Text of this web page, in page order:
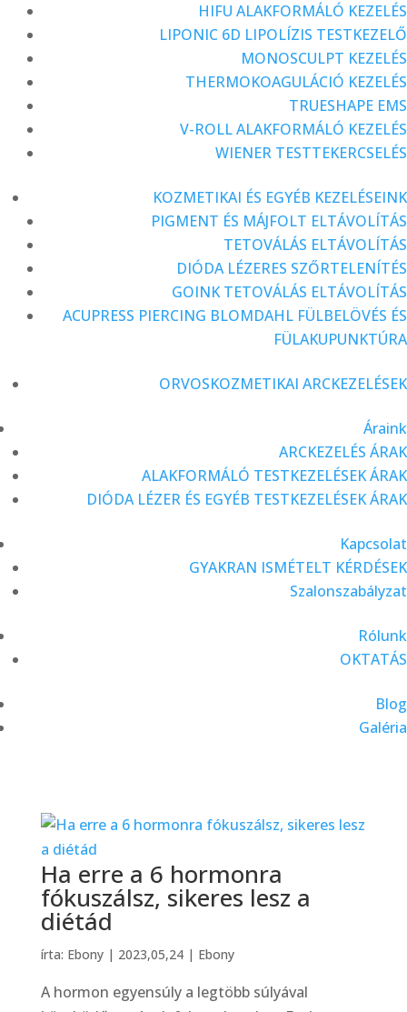
HIFU ALAKFORMÁLÓ KEZELÉS
LIPONIC 6D LIPOLÍZIS TESTKEZELŐ
MONOSCULPT KEZELÉS
THERMOKOAGULÁCIÓ KEZELÉS
TRUESHAPE EMS
V-ROLL ALAKFORMÁLÓ KEZELÉS
WIENER TESTTEKERCSELÉS
KOZMETIKAI ÉS EGYÉB KEZELÉSEINK
PIGMENT ÉS MÁJFOLT ELTÁVOLÍTÁS
TETOVÁLÁS ELTÁVOLÍTÁS
DIÓDA LÉZERES SZŐRTELENÍTÉS
GOINK TETOVÁLÁS ELTÁVOLÍTÁS
ACUPRESS PIERCING BLOMDAHL FÜLBELÖVÉS ÉS
FÜLAKUPUNKTÚRA
ORVOSKOZMETIKAI ARCKEZELÉSEK
Áraink
ARCKEZELÉS ÁRAK
ALAKFORMÁLÓ TESTKEZELÉSEK ÁRAK
DIÓDA LÉZER ÉS EGYÉB TESTKEZELÉSEK ÁRAK
Kapcsolat
GYAKRAN ISMÉTELT KÉRDÉSEK
Szalonszabályzat
Rólunk
OKTATÁS
Blog
Galéria
Ha erre a 6 hormonra
fókuszálsz, sikeres lesz a
diétád
írta: Ebony| 2023,05,24| Ebony
A hormon egyensúly a legtöbb súlyával